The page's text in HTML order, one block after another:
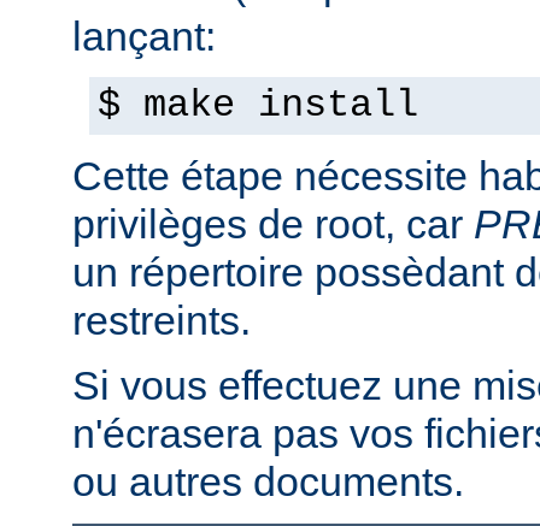
lançant:
$ make install
Cette étape nécessite
privilèges de root, car
un répertoire possèdant
restreints.
Si vous effectuez une
n'écrasera pas vos
ou autres documents.